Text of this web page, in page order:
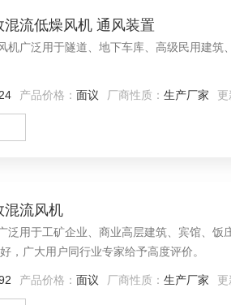
混流低燥风机 通风装置
机广泛用于隧道、地下车库、高级民用建
产品价格： 面议 厂商性质： 生产厂家 更
混流风机
泛用于工矿企业、商业高层建筑、宾馆、
，广大用户同行业专家给予高度评价。
产品价格： 面议 厂商性质： 生产厂家 更